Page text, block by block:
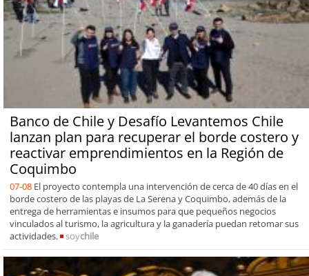
Banco de Chile y Desafío Levantemos Chile
lanzan plan para recuperar el borde costero y
reactivar emprendimientos en la Región de
Coquimbo
07-08 El proyecto contempla una intervención de cerca de 40 días en el
borde costero de las playas de La Serena y Coquimbo, además de la
entrega de herramientas e insumos para que pequeños negocios
vinculados al turismo, la agricultura y la ganadería puedan retomar sus
actividades.
soychile